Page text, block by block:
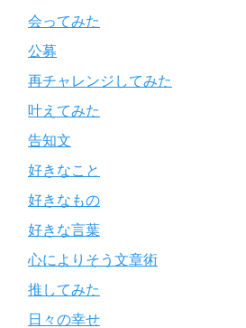
会ってみた
公募
再チャレンジしてみた
叶えてみた
告知文
好きなこと
好きなもの
好きな言葉
心によりそう文章術
推してみた
日々の幸せ